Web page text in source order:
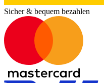
Sicher & bequem bezahlen